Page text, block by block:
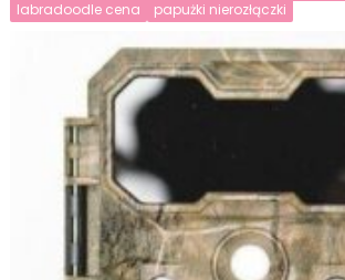
labradoodle cena papużki nierozłączki